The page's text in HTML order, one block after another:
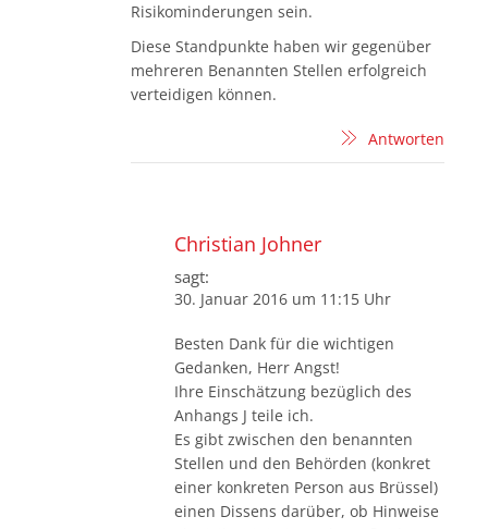
Risikominderungen sein.
Diese Standpunkte haben wir gegenüber
mehreren Benannten Stellen erfolgreich
verteidigen können.
Antworten
Christian Johner
sagt:
30. Januar 2016 um 11:15 Uhr
Besten Dank für die wichtigen
Gedanken, Herr Angst!
Ihre Einschätzung bezüglich des
Anhangs J teile ich.
Es gibt zwischen den benannten
Stellen und den Behörden (konkret
einer konkreten Person aus Brüssel)
einen Dissens darüber, ob Hinweise